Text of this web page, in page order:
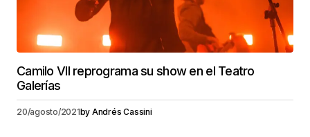
Camilo VII reprograma su show en el Teatro
Galerías
20/agosto/2021by Andrés Cassini